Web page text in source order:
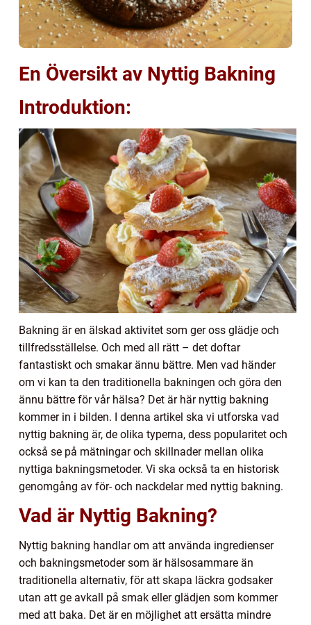
En Översikt av Nyttig Bakning
Introduktion:
Bakning är en älskad aktivitet som ger oss glädje och
tillfredsställelse. Och med all rätt – det doftar
fantastiskt och smakar ännu bättre. Men vad händer
om vi kan ta den traditionella bakningen och göra den
ännu bättre för vår hälsa? Det är här nyttig bakning
kommer in i bilden. I denna artikel ska vi utforska vad
nyttig bakning är, de olika typerna, dess popularitet och
också se på mätningar och skillnader mellan olika
nyttiga bakningsmetoder. Vi ska också ta en historisk
genomgång av för- och nackdelar med nyttig bakning.
Vad är Nyttig Bakning?
Nyttig bakning handlar om att använda ingredienser
och bakningsmetoder som är hälsosammare än
traditionella alternativ, för att skapa läckra godsaker
utan att ge avkall på smak eller glädjen som kommer
med att baka. Det är en möjlighet att ersätta mindre